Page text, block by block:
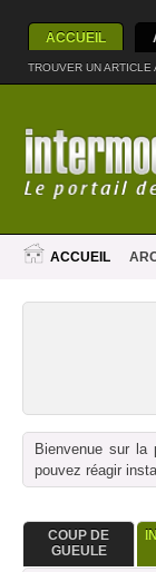
ACCUEIL
TROUVER UN
ACCUEIL
Bienvenue sur
pouvez réagir
COUP DE
GUEULE